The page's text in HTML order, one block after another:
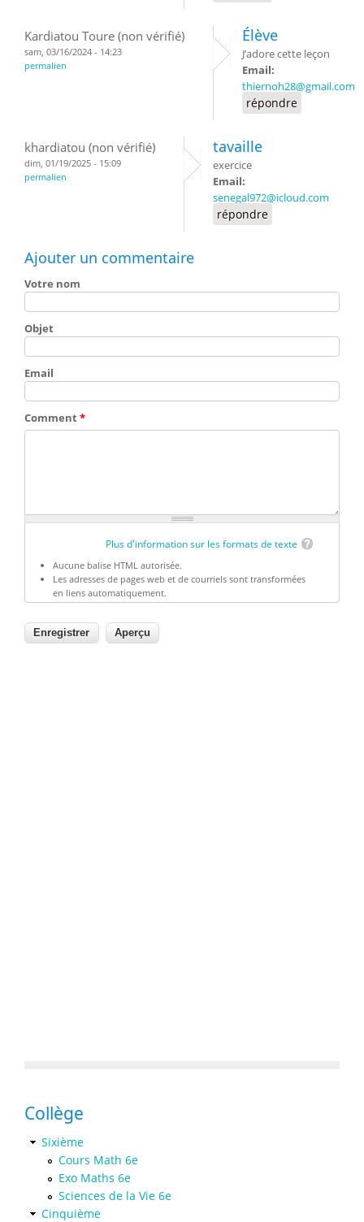
Kardiatou Toure (non vérifié)
sam, 03/16/2024 - 14:23
permalien
Élève
J’adore cette leçon
Email:
thiernoh28@gmail.com
répondre
khardiatou (non vérifié)
dim, 01/19/2025 - 15:09
permalien
tavaille
exercice
Email:
senegal972@icloud.com
répondre
Ajouter un commentaire
Votre nom
Objet
Email
Comment*
Plus d'information sur les formats de texte
Aucune balise HTML autorisée.
Les adresses de pages web et de courriels sont transformées
en liens automatiquement.
Collège
Sixième
Cours Math 6e
Exo Maths 6e
Sciences de la Vie 6e
Cinquième